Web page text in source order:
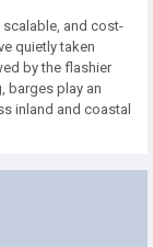
and cost-
quietly taken
by the flashier
barges play an
inland and coastal
and high-capacity